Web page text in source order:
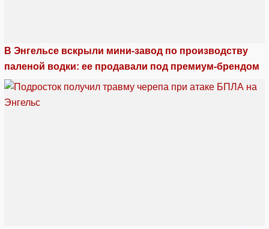
В Энгельсе вскрыли мини-завод по производству
паленой водки: ее продавали под премиум-брендом